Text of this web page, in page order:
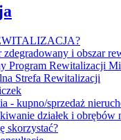
zdegradowany i obszar
Program Rewitalizacji
Strefa Rewitalizacji
- kupno/sprzedaż
działek i obrębów
skorzystać?